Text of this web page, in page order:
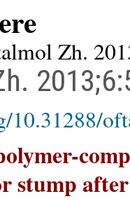
Zh.
10.31288/
stump